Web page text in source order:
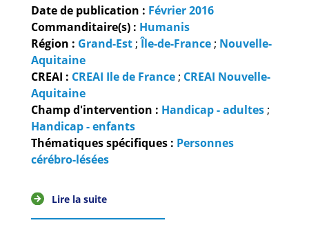
Projets Fédéraux
Espace emploi
Guides et outils
Actualités
Date de publication : Février2016
Commanditaire(s) : Humanis
Région : Grand-Est ;Île-de-France ; Nouvelle-
Aquitaine
CREAI : CREAI Ile de France ; CREAI Nouvelle-
Aquitaine
Champ d'intervention : Handicap - adultes ;
Handicap - enfants
Thématiques spécifiques : Personnes
cérébro-lésées
Lire la suite